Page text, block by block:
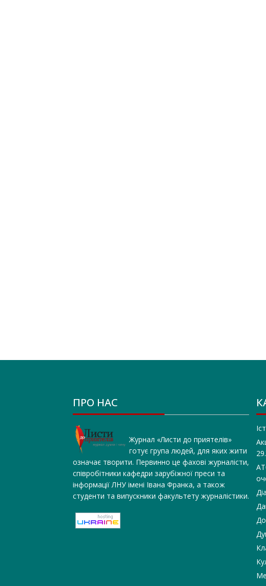
ПРО НАС
Журнал «Листи до приятелів»
готує група людей, для яких жити
означає творити. Первинно це фахові журналісти,
співробітники кафедри зарубіжної преси та
інформації ЛНУ імені Івана Франка, а також
студенти та випускники факультету журналістики.
До